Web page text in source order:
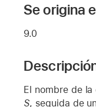
Se origina
9.0
El nombre de
S, seguida de